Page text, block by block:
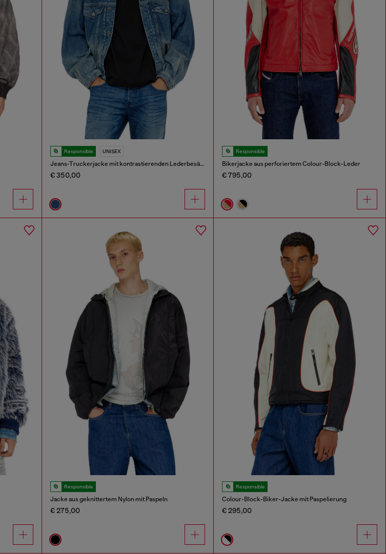
Responsible UNISEX
Jeans-Truckerjacke mit kontrastierenden Lederbesätzen
€ 350,00
Responsible
Bikerjacke aus perforiertem Colour-Block-Leder
€ 795,00
Responsible
Jacke aus geknittertem Nylon mit Paspeln
€ 275,00
Responsible
Colour-Block-Biker-Jacke mit Paspelierung
€ 295,00